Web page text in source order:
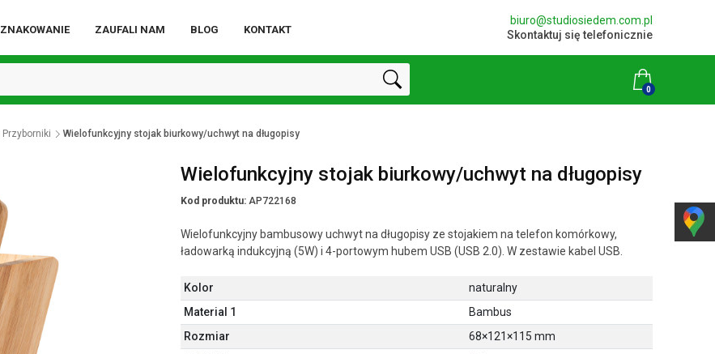
ZNAKOWANIE ZAUFALI NAM BLOG KONTAKT
biuro@studiosiedem.com.pl
Skontaktuj się telefonicznie
0
Przyborniki Wielofunkcyjny stojak biurkowy/uchwyt na długopisy
Wielofunkcyjny stojak biurkowy/uchwyt na długopisy
Kod produktu: AP722168
Wielofunkcyjny bambusowy uchwyt na długopisy ze stojakiem na telefon komórkowy,
ładowarką indukcyjną (5W) i 4-portowym hubem USB (USB 2.0). W zestawie kabel USB.
Kolor
naturalny
Material 1
Bambus
Rozmiar
68×121×115 mm